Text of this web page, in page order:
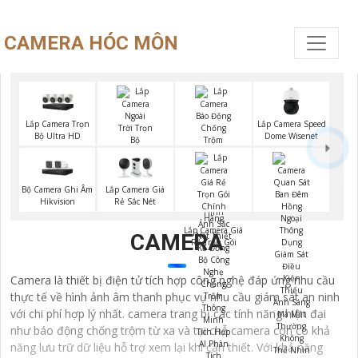
CAMERA HÓC MÔN
Lắp Camera Trọn
Bộ Ultra HD
Trời
Lắp Camera Speed
Dome Wisenet
Bộ Camera Ghi Âm
Hikvision
Lắp Camera Giá
Rẻ Sắc Nét
Lắp Camera Giá
Rẻ Trọn Gói
CAMERA
Camera là thiết bị điện tử tích hợp công nghệ đáp ứng nhu cầu
thực tế về hình ảnh âm thanh phục vụ nhu cầu giám sát an ninh
với chi phí hợp lý nhất. camera trang bị các tính năng hiện đại
như báo động chống trộm từ xa và tại chỗ camera còn có khả
năng lưu trữ dữ liệu hỗ trợ xem lại khi cần thiết. Với khả năng